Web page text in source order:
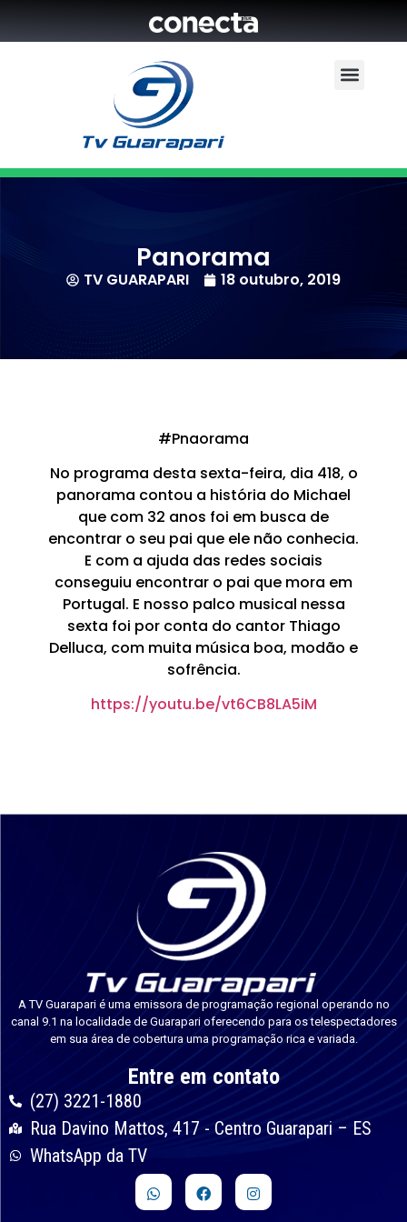
Panorama
TV GUARAPARI 18 outubro, 2019
#Pnaorama
No programa desta sexta-feira, dia 418, o
panorama contou a história do Michael
que com 32 anos foi em busca de
encontrar o seu pai que ele não conhecia.
E com a ajuda das redes sociais
conseguiu encontrar o pai que mora em
Portugal. E nosso palco musical nessa
sexta foi por conta do cantor Thiago
Delluca, com muita música boa, modão e
sofrência.
https://youtu.be/vt6CB8LA5iM
A TV Guarapari é uma emissora de programação regional operando no
canal 9.1 na localidade de Guarapari oferecendo para os telespectadores
em sua área de cobertura uma programação rica e variada.
Entre em contato
(27) 3221-1880
Rua Davino Mattos, 417 - Centro Guarapari – ES
WhatsApp da TV